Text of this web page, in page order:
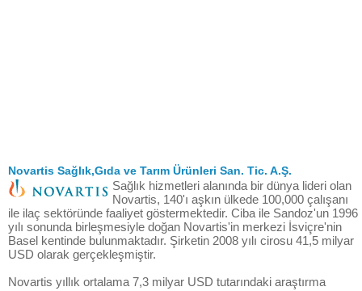
Novartis Sağlık,Gıda ve Tarım Ürünleri San. Tic. A.Ş.
Sağlık hizmetleri alanında bir dünya lideri olan
Novartis, 140'ı aşkın ülkede 100,000 çalışanı
ile ilaç sektöründe faaliyet göstermektedir. Ciba ile Sandoz'un 1996
yılı sonunda birleşmesiyle doğan Novartis'in merkezi İsviçre'nin
Basel kentinde bulunmaktadır. Şirketin 2008 yılı cirosu 41,5 milyar
USD olarak gerçekleşmiştir.
Novartis yıllık ortalama 7,3 milyar USD tutarındaki araştırma